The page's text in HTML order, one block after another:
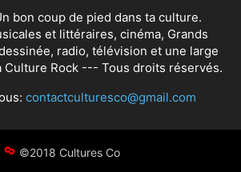
bon coup de pied dans ta culture.
et littéraires, cinéma, Grands
radio, télévision et une large
Culture Rock --- Tous droits réservés.
contactculturesco@gmail.com
©2018 Cultures Co